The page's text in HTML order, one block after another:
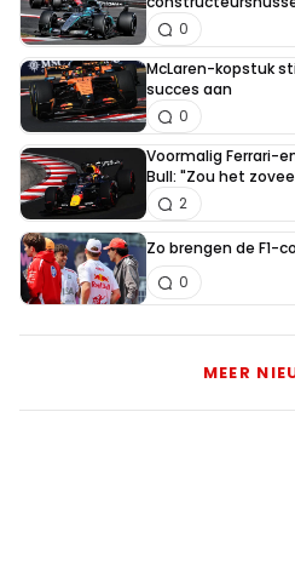
0
McLaren-kopstuk
succes aan
0
Voormalig Ferrari-
Bull: "Zou het
2
Zo brengen de F1-
0
MEER